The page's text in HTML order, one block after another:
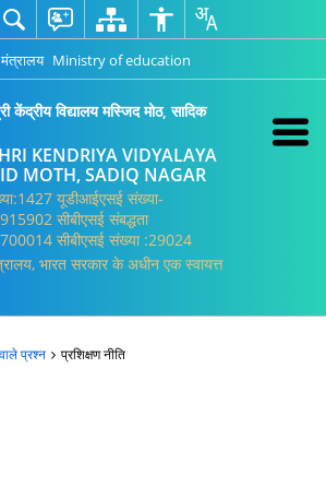
मंत्रालय Ministry of education
केंद्रीय विद्यालय मस्जिद मोठ, सादिक
KENDRIYA VIDYALAYA
MOTH, SADIQ NAGAR
यूडीआईएसई संख्या-
सीबीएसई संबद्धता
सीबीएसई संख्या :29024
भारत सरकार के अधीन एक स्वायत्त
प्रश्न प्रशिक्षण नीति